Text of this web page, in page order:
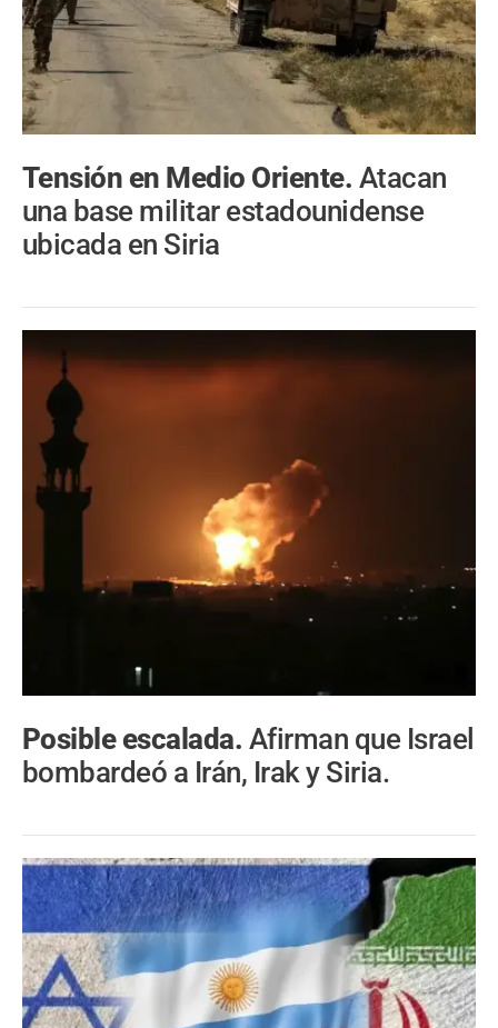
Tensión en Medio Oriente. Atacan
una base militar estadounidense
ubicada en Siria
Posible escalada. Afirman que Israel
bombardeó a Irán, Irak y Siria.